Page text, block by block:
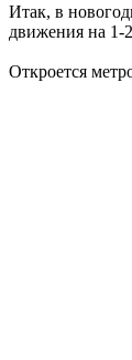
Итак, в
движения на 1-
Откроется